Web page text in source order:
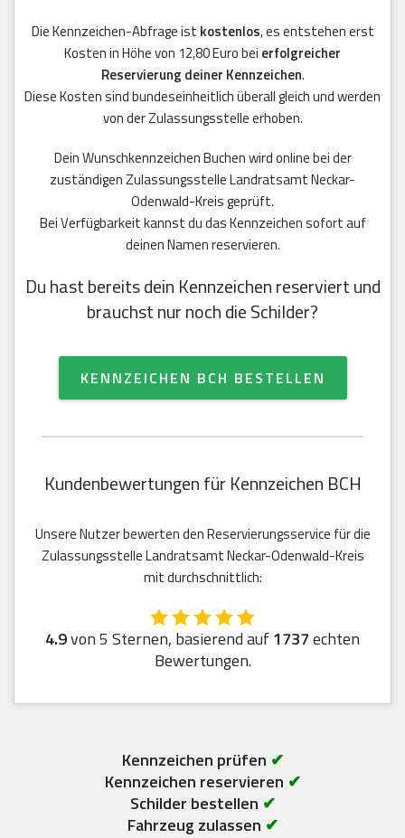
Die Kennzeichen-Abfrage ist kostenlos, es entstehen erst
Kosten in Höhe von 12,80 Euro bei erfolgreicher
Reservierung deiner Kennzeichen.
Diese Kosten sind bundeseinheitlich überall gleich und werden
von der Zulassungsstelle erhoben.
Dein Wunschkennzeichen Buchen wird online bei der
zuständigen Zulassungsstelle Landratsamt Neckar-
Odenwald-Kreis geprüft.
Bei Verfügbarkeit kannst du das Kennzeichen sofort auf
deinen Namen reservieren.
Du hast bereits dein Kennzeichen reserviert und
brauchst nur noch die Schilder?
KENNZEICHEN BCH BESTELLEN
Kundenbewertungen für Kennzeichen BCH
Unsere Nutzer bewerten den Reservierungsservice für die
Zulassungsstelle Landratsamt Neckar-Odenwald-Kreis
mit durchschnittlich:
4.9von 5 Sternen, basierend auf1737echten
Bewertungen.
Kennzeichen prüfen ✔
Kennzeichen reservieren ✔
Schilder bestellen ✔
Fahrzeug zulassen ✔